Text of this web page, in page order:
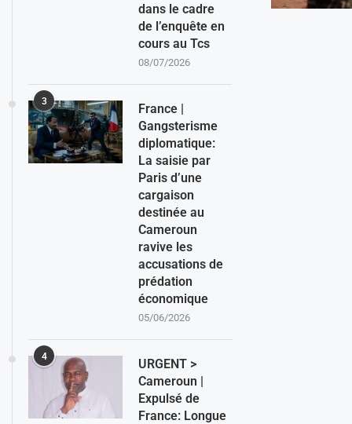
dans le cadre
de l’enquête en
cours au Tcs
08/07/2026
3
France |
Gangsterisme
diplomatique:
La saisie par
Paris d’une
cargaison
destinée au
Cameroun
ravive les
accusations de
prédation
économique
05/06/2026
4
URGENT >
Cameroun |
Expulsé de
France: Longue